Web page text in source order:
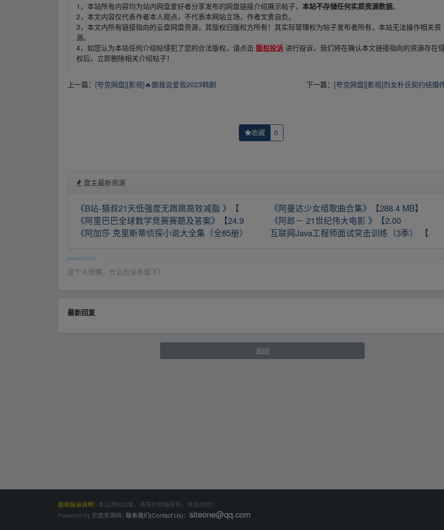
1，本站所有内容均为站内网盘爱好者分享发布的网盘链接介绍展示帖子， 本站不存储任何实质资源数据。
2，本文内容仅代表作者本人观点，不代表本网站立场，作者文责自负。
3，本文内所有链接指向的云盘网盘资源，其版权归版权方所有！其实际管理权为帖子发布者所有，本站无法操作相关资
源。
4，如您认为本站任何介绍帖侵犯了您的合法版权，请点击 版权投诉 进行投诉，我们将在确认本文链接指向的资源存在
权后，立即删除相关介绍帖子！
上一篇： [夸克网盘][影视]🔥跟我说爱我2023韩剧 下一篇： [夸克网盘][影视]烈女朴氏契约结婚
收藏 0
盘主最新资源
《B站-猫叔21天低强度无跑跳高效减脂 》【
《阿曼达少女组歌曲合集》【288.4 MB】
《阿里巴巴全球数学竞赛赛题及答案》【24.9
《阿郎－ 21世纪伟大电影 》【2.00
《阿加莎·克里斯蒂侦探小说大全集（全85册）
互联网Java工程师面试突击训练（3季） 【
这个人很懒，什么也没有留下！
最新回复
返回
版权投诉说明 | 本站源码出售，请带价邮箱联系，非诚勿扰！
Powered by 云盘资源网 | 联系我们(Contact Us)： siteone@qq.com